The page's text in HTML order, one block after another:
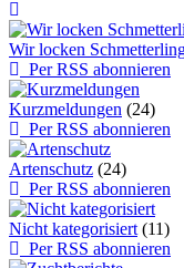
Wir locken
Per RSS abonnieren
Kurzmeldungen (24)
Per RSS abonnieren
Artenschutz (24)
Per RSS abonnieren
Nicht kategorisiert (11)
Per RSS abonnieren